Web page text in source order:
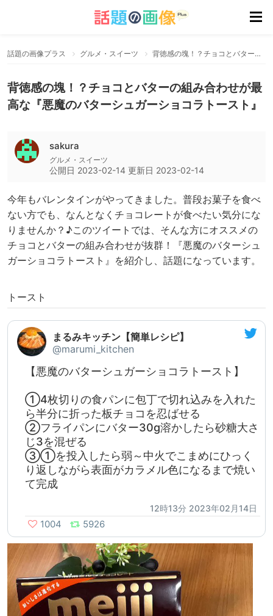
話題の画像プラス グルメ・スイーツ 背徳感の塊！？チョコとバターの組み合わせが最高な『悪魔のバターシュガーショコラトースト』
背徳感の塊！？チョコとバターの組み合わせが最
高な『悪魔のバターシュガーショコラトースト』
sakura
グルメ・スイーツ
公開日 2023-02-14 更新日 2023-02-14
今年もバレンタインがやってきました。普段お菓子を食べ
ない方でも、なんとなくチョコレートが食べたい気分にな
りませんか？♪このツイートでは、そんな方にオススメの
チョコとバターの組み合わせが抜群！『悪魔のバターシュ
ガーショコラトースト』を紹介し、話題になっています。
トースト
まるみキッチン【簡単レシピ】
@marumi_kitchen
【悪魔のバターシュガーショコラトースト】
①4枚切りの食パンに包丁で切れ込みを入れた
ら半分に折った板チョコを忍ばせる
②フライパンにバター30g溶かしたら砂糖大さ
じ3を混ぜる
③①を投入したら弱～中火でこまめにひっく
り返しながら表面がカラメル色になるまで焼い
て完成
12時13分 2023年02月14日
1004 5926